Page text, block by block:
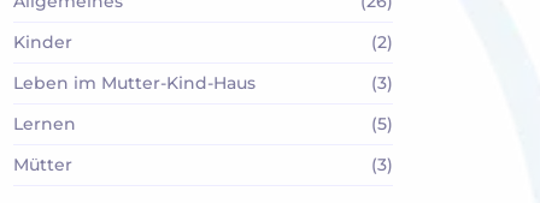
Kinder
(2)
Leben im Mutter-Kind-Haus
(3)
Lernen
(5)
Mütter
(3)